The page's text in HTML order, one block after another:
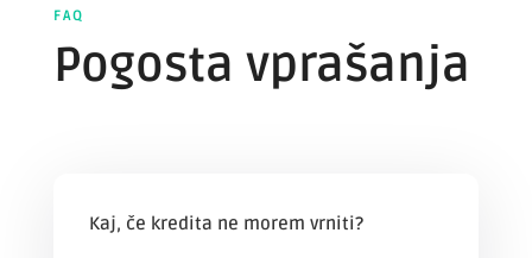
FAQ
Pogosta vprašanja
Kaj, če kredita ne morem vrniti?